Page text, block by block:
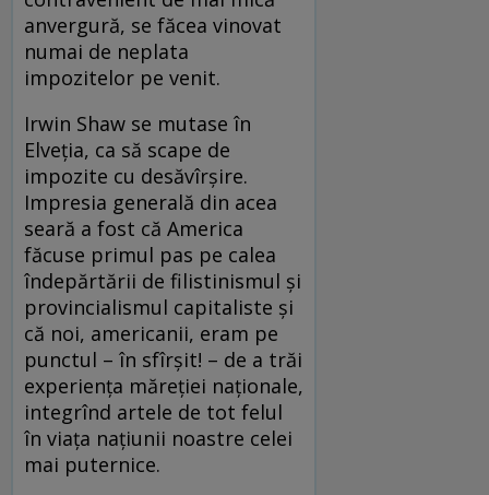
anvergură, se făcea vinovat
numai de neplata
impozitelor pe venit.
Irwin Shaw se mutase în
Elveția, ca să scape de
impozite cu desăvîrșire.
Impresia generală din acea
seară a fost că America
făcuse primul pas pe calea
îndepărtării de filistinismul și
provincialismul capitaliste și
că noi, americanii, eram pe
punctul – în sfîrșit! – de a trăi
experiența măreției naționale,
integrînd artele de tot felul
în viața națiunii noastre celei
mai puternice.